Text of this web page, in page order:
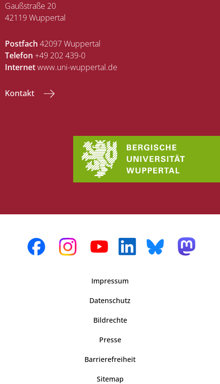
Gaußstraße 20
42119 Wuppertal
Postfach 42097 Wuppertal
Telefon +49 202 439-0
Internetwww.uni-wuppertal.de
Kontakt
Impressum
Datenschutz
Bildrechte
Presse
Barrierefreiheit
Sitemap